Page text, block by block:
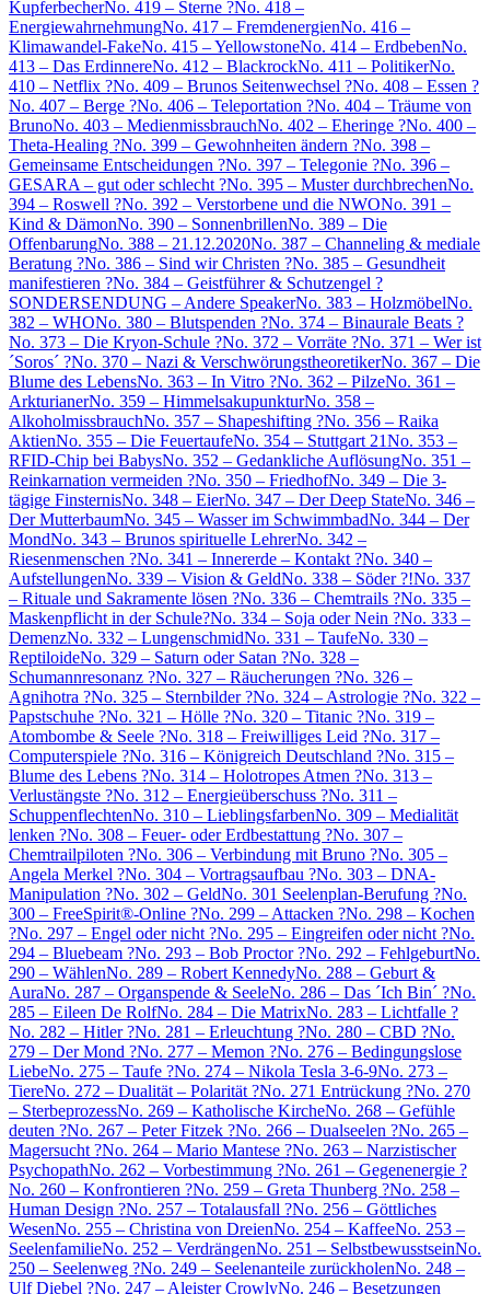
KupferbecherNo. 419 – Sterne ?No. 418 –
EnergiewahrnehmungNo. 417 – FremdenergienNo. 416 –
Klimawandel-FakeNo. 415 – YellowstoneNo. 414 – ErdbebenNo.
413 – Das ErdinnereNo. 412 – BlackrockNo. 411 – PolitikerNo.
410 – Netflix ?No. 409 – Brunos Seitenwechsel ?No. 408 – Essen ?
No. 407 – Berge ?No. 406 – Teleportation ?No. 404 – Träume von
BrunoNo. 403 – MedienmissbrauchNo. 402 – Eheringe ?No. 400 –
Theta-Healing ?No. 399 – Gewohnheiten ändern ?No. 398 –
Gemeinsame Entscheidungen ?No. 397 – Telegonie ?No. 396 –
GESARA – gut oder schlecht ?No. 395 – Muster durchbrechenNo.
394 – Roswell ?No. 392 – Verstorbene und die NWONo. 391 –
Kind & DämonNo. 390 – SonnenbrillenNo. 389 – Die
OffenbarungNo. 388 – 21.12.2020No. 387 – Channeling & mediale
Beratung ?No. 386 – Sind wir Christen ?No. 385 – Gesundheit
manifestieren ?No. 384 – Geistführer & Schutzengel ?
SONDERSENDUNG – Andere SpeakerNo. 383 – HolzmöbelNo.
382 – WHONo. 380 – Blutspenden ?No. 374 – Binaurale Beats ?
No. 373 – Die Kryon-Schule ?No. 372 – Vorräte ?No. 371 – Wer ist
´Soros´ ?No. 370 – Nazi & VerschwörungstheoretikerNo. 367 – Die
Blume des LebensNo. 363 – In Vitro ?No. 362 – PilzeNo. 361 –
ArkturianerNo. 359 – HimmelsakupunkturNo. 358 –
AlkoholmissbrauchNo. 357 – Shapeshifting ?No. 356 – Raika
AktienNo. 355 – Die FeuertaufeNo. 354 – Stuttgart 21No. 353 –
RFID-Chip bei BabysNo. 352 – Gedankliche AuflösungNo. 351 –
Reinkarnation vermeiden ?No. 350 – FriedhofNo. 349 – Die 3-
tägige FinsternisNo. 348 – EierNo. 347 – Der Deep StateNo. 346 –
Der MutterbaumNo. 345 – Wasser im SchwimmbadNo. 344 – Der
MondNo. 343 – Brunos spirituelle LehrerNo. 342 –
Riesenmenschen ?No. 341 – Innererde – Kontakt ?No. 340 –
AufstellungenNo. 339 – Vision & GeldNo. 338 – Söder ?!No. 337
– Rituale und Sakramente lösen ?No. 336 – Chemtrails ?No. 335 –
Maskenpflicht in der Schule?No. 334 – Soja oder Nein ?No. 333 –
DemenzNo. 332 – LungenschmidNo. 331 – TaufeNo. 330 –
ReptiloideNo. 329 – Saturn oder Satan ?No. 328 –
Schumannresonanz ?No. 327 – Räucherungen ?No. 326 –
Agnihotra ?No. 325 – Sternbilder ?No. 324 – Astrologie ?No. 322 –
Papstschuhe ?No. 321 – Hölle ?No. 320 – Titanic ?No. 319 –
Atombombe & Seele ?No. 318 – Freiwilliges Leid ?No. 317 –
Computerspiele ?No. 316 – Königreich Deutschland ?No. 315 –
Blume des Lebens ?No. 314 – Holotropes Atmen ?No. 313 –
Verlustängste ?No. 312 – Energieüberschuss ?No. 311 –
SchuppenflechtenNo. 310 – LieblingsfarbenNo. 309 – Medialität
lenken ?No. 308 – Feuer- oder Erdbestattung ?No. 307 –
Chemtrailpiloten ?No. 306 – Verbindung mit Bruno ?No. 305 –
Angela Merkel ?No. 304 – Vortragsaufbau ?No. 303 – DNA-
Manipulation ?No. 302 – GeldNo. 301 Seelenplan-Berufung ?No.
300 – FreeSpirit®-Online ?No. 299 – Attacken ?No. 298 – Kochen
?No. 297 – Engel oder nicht ?No. 295 – Eingreifen oder nicht ?No.
294 – Bluebeam ?No. 293 – Bob Proctor ?No. 292 – FehlgeburtNo.
290 – WählenNo. 289 – Robert KennedyNo. 288 – Geburt &
AuraNo. 287 – Organspende & SeeleNo. 286 – Das ´Ich Bin´ ?No.
285 – Eileen De RolfNo. 284 – Die MatrixNo. 283 – Lichtfalle ?
No. 282 – Hitler ?No. 281 – Erleuchtung ?No. 280 – CBD ?No.
279 – Der Mond ?No. 277 – Memon ?No. 276 – Bedingungslose
LiebeNo. 275 – Taufe ?No. 274 – Nikola Tesla 3-6-9No. 273 –
TiereNo. 272 – Dualität – Polarität ?No. 271 Entrückung ?No. 270
– SterbeprozessNo. 269 – Katholische KircheNo. 268 – Gefühle
deuten ?No. 267 – Peter Fitzek ?No. 266 – Dualseelen ?No. 265 –
Magersucht ?No. 264 – Mario Mantese ?No. 263 – Narzistischer
PsychopathNo. 262 – Vorbestimmung ?No. 261 – Gegenenergie ?
No. 260 – Konfrontieren ?No. 259 – Greta Thunberg ?No. 258 –
Human Design ?No. 257 – Totalausfall ?No. 256 – Göttliches
WesenNo. 255 – Christina von DreienNo. 254 – KaffeeNo. 253 –
SeelenfamilieNo. 252 – VerdrängenNo. 251 – SelbstbewusstseinNo.
250 – Seelenweg ?No. 249 – Seelenanteile zurückholenNo. 248 –
Ulf Diebel ?No. 247 – Aleister CrowlyNo. 246 – Besetzungen